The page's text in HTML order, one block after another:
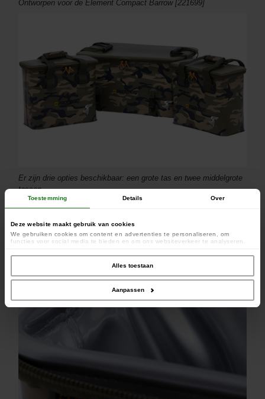
Toestemming Details Over
Deze website maakt gebruik van cookies
We gebruiken cookies om content en advertenties te personaliseren, om
functies voor social media te bieden en om ons websiteverkeer te analyseren.
social media, adverteren en analyse. Deze partners kunnen deze gegevens
combineren met andere informatie die u aan ze heeft verstrekt of die ze hebben
verzameld op basis van uw gebruik van hun services.
Alles toestaan
Aanpassen
Ontworpen voor de Element Compact Barrow [221699]
Er zijn drie opties beschikbaar: een grote tas en twee middelgrote
tassen